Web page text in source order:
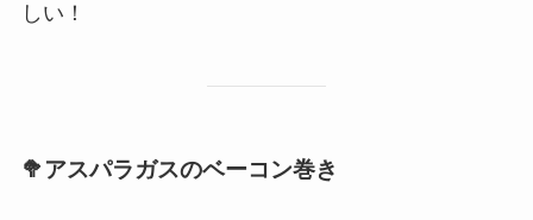
しい！
🥦アスパラガスのベーコン巻き